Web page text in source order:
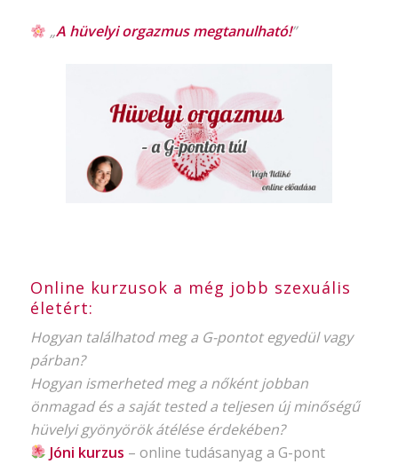
„A hüvelyi orgazmus megtanulható!”
Online kurzusok a még jobb szexuális
életért:
Hogyan találhatod meg a G-pontot egyedül vagy
párban?
Hogyan ismerheted meg a nőként jobban
önmagad és a saját tested a teljesen új minőségű
hüvelyi gyönyörök átélése érdekében?
Jóni kurzus – online tudásanyag a G-pont